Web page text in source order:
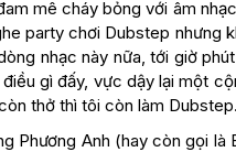
mê cháy bỏng với âm
party chơi Dubstep nhưng
nhạc này nữa, tới giờ
gì đấy, vực dậy lại một
thở thì tôi còn làm
Phương Anh (hay còn gọi là